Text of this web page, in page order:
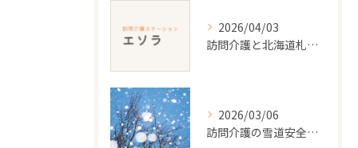
2026/04/03
訪問介護と北海道札幌市で利用条件や料金を把握し賢く継続する方法
2026/03/06
訪問介護の雪道安全対策と道路状況